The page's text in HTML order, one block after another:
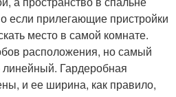
если прилегающие пристройки
место в самой комнате.
расположения, но самый
Гардеробная
и ее ширина, как правило,